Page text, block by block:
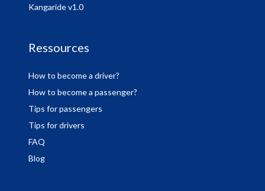
Kangaride v1.0
Ressources
How to become a driver?
How to become a passenger?
Tips for passengers
Tips for drivers
FAQ
Blog